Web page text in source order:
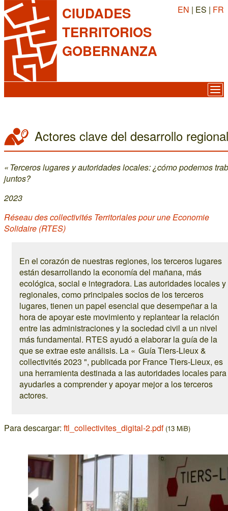
CIUDADES
TERRITORIOS
GOBERNANZA
EN | ES | FR
Actores clave del desarrollo regional
« Terceros lugares y autoridades locales: ¿cómo podemos
juntos?
2023
Réseau des collectivités Territoriales pour une Economie
Solidaire (RTES)
En el corazón de nuestras regiones, los terceros lugares
están desarrollando la economía del mañana, más
ecológica, social e integradora. Las autoridades locales y
regionales, como principales socios de los terceros
lugares, tienen un papel esencial que desempeñar a la
hora de apoyar este movimiento y replantear la relación
entre las administraciones y la sociedad civil a un nivel
más fundamental. RTES ayudó a elaborar la guía de la
que se extrae este análisis. La « Guía Tiers-Lieux &
collectivités 2023 ", publicada por France Tiers-Lieux, es
una herramienta destinada a las autoridades locales para
ayudarles a comprender y apoyar mejor a los terceros
actores.
Para descargar: ftl_collectivites_digital-2.pdf (13 MiB)